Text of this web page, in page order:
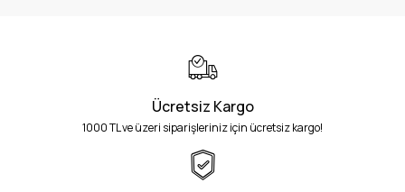
Ücretsiz Kargo
1000 TL ve üzeri siparişleriniz için ücretsiz kargo!